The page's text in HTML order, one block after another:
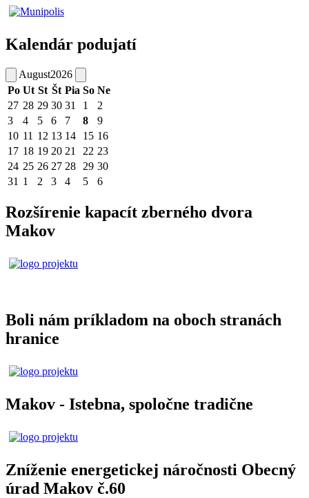
Kalendár podujatí
August2026
Po Ut St Št Pia So Ne
27 28 29 30 31 1
2
3
4 5 6 7 8
9
10 11 12 13 14 15 16
17 18 19 20 21 22 23
24 25 26 27 28 29 30
31 1 2 3 4 5 6
Rozšírenie kapacít zberného dvora
Makov
Boli nám príkladom na oboch stranách
hranice
Makov - Istebna, spoločne tradične
Zníženie energetickej náročnosti Obecný
úrad Makov č.60